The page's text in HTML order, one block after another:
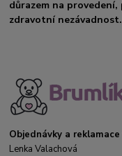
důrazem na
zdravotní nezávadnost.
Objednávky a
Lenka Valachová